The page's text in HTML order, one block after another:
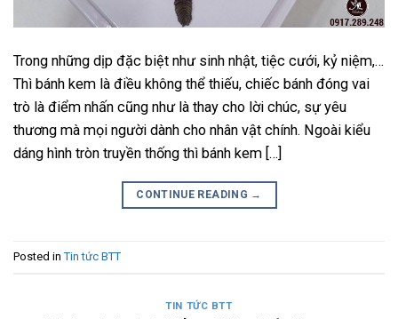
Trong những dịp đặc biệt như sinh nhật, tiệc cưới, kỷ niệm,…
Thì bánh kem là điều không thể thiếu, chiếc bánh đóng vai
trò là điểm nhấn cũng như là thay cho lời chúc, sự yêu
thương mà mọi người dành cho nhân vật chính. Ngoài kiểu
dáng hình tròn truyền thống thì bánh kem […]
CONTINUE READING →
Posted inTin tức BTT
TIN TỨC BTT